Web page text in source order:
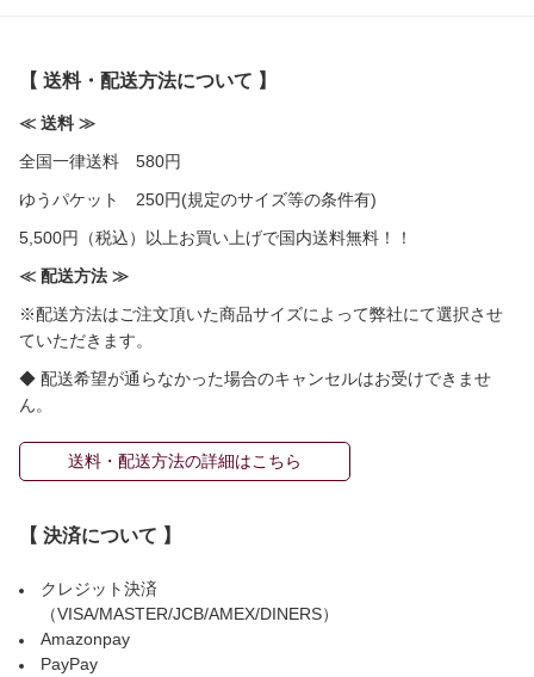
【 送料・配送方法について 】
≪ 送料 ≫
全国一律送料 580円
ゆうパケット 250円(規定のサイズ等の条件有)
5,500円（税込）以上お買い上げで国内送料無料！！
≪ 配送方法 ≫
※配送方法はご注文頂いた商品サイズによって弊社にて選択させ
ていただきます。
◆ 配送希望が通らなかった場合のキャンセルはお受けできませ
ん。
送料・配送方法の詳細はこちら
【 決済について 】
クレジット決済
（VISA/MASTER/JCB/AMEX/DINERS）
Amazonpay
PayPay